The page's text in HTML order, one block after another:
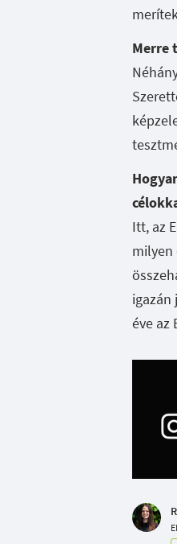
Merre
Itt, az
milyen
éve az